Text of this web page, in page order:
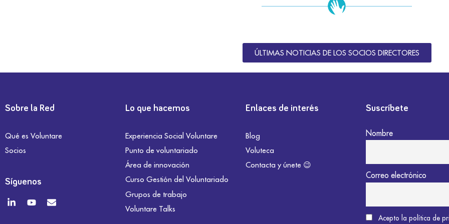
ÚLTIMAS NOTICIAS DE LOS SOCIOS DIRECTORES
Sobre la Red
Qué es Voluntare
Socios
Síguenos
Lo que hacemos
Experiencia Social Voluntare
Punto de voluntariado
Área de innovación
Curso Gestión del Voluntariado
Grupos de trabajo
Voluntare Talks
Enlaces de interés
Blog
Voluteca
Contacta y únete 😉
Suscríbete
Nombre
Correo electrónico
Acepto la política de